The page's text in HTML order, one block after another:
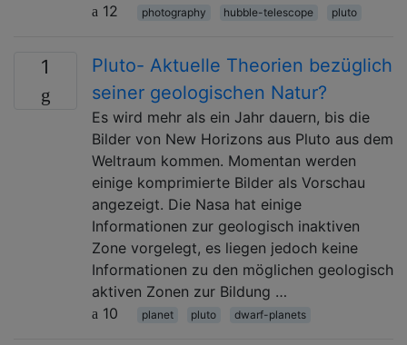
12
photography hubble-telescope pluto
1
Pluto- Aktuelle Theorien bezüglich
seiner geologischen Natur?
Es wird mehr als ein Jahr dauern, bis die
Bilder von New Horizons aus Pluto aus dem
Weltraum kommen. Momentan werden
einige komprimierte Bilder als Vorschau
angezeigt. Die Nasa hat einige
Informationen zur geologisch inaktiven
Zone vorgelegt, es liegen jedoch keine
Informationen zu den möglichen geologisch
aktiven Zonen zur Bildung …
10
planet pluto dwarf-planets